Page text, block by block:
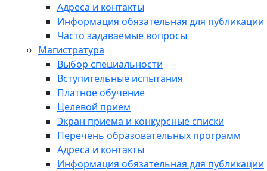
Адреса и контакты
Информация обязательная для публикации
Часто задаваемые вопросы
Магистратура
Выбор специальности
Вступительные испытания
Платное обучение
Целевой прием
Экран приема и конкурсные списки
Перечень образовательных программ
Адреса и контакты
Информация обязательная для публикации